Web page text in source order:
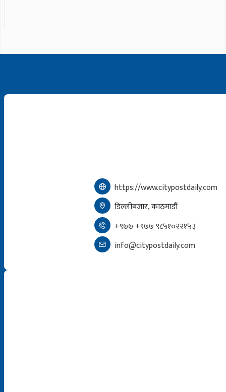
https://www.citypostdaily.com
डिल्लीबजार, काठमाडौं
+९७७ +९७७ ९८५१०२२१५३
info@citypostdaily.com